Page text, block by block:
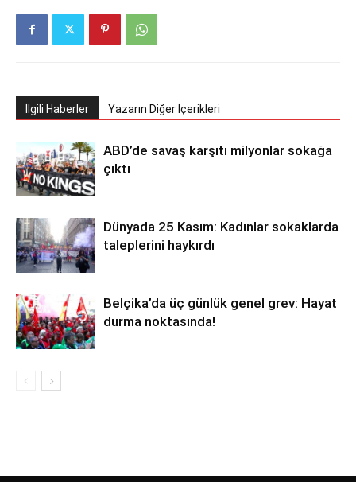
İlgili Haberler Yazarın Diğer İçerikleri
ABD’de savaş karşıtı milyonlar sokağa
çıktı
Dünyada 25 Kasım: Kadınlar sokaklarda
taleplerini haykırdı
Belçika’da üç günlük genel grev: Hayat
durma noktasında!